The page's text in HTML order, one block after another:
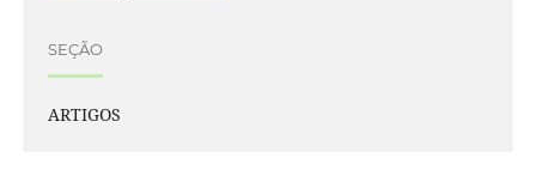
SEÇÃO
ARTIGOS